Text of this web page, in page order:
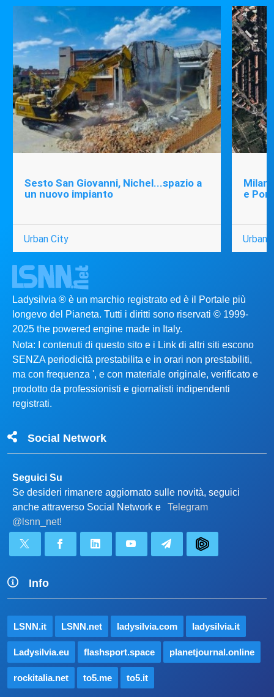
Sesto San Giovanni, Nichel...spazio a
un nuovo impianto
Urban City
e
Urban
Ladysilvia ® è un marchio registrato ed è il Portale più
longevo del Pianeta. Tutti i diritti sono riservati © 1999-
2025 the powered engine made in Italy.
Nota: I contenuti di questo sito e i Link di altri siti escono
SENZA periodicità prestabilita e in orari non prestabiliti,
ma con frequenza ', e con materiale originale, verificato e
prodotto da professionisti e giornalisti indipendenti
registrati.
Social Network
Seguici Su
Se desideri rimanere aggiornato sulle novità, seguici
anche attraverso Social Network e
Telegram
@lsnn_net!
Info
LSNN.it LSNN.net ladysilvia.com ladysilvia.it
Ladysilvia.eu flashsport.space planetjournal.online
rockitalia.net to5.me to5.it